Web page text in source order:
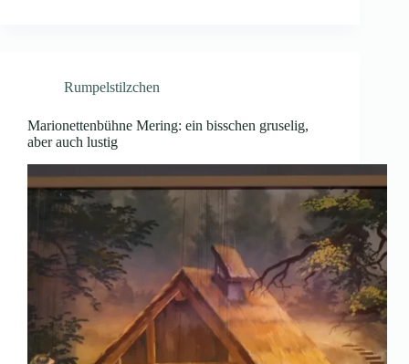
Rumpelstilzchen
Marionettenbühne Mering: ein bisschen gruselig,
aber auch lustig